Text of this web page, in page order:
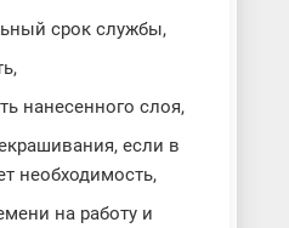
срок службы,
нанесенного слоя,
если в
необходимость,
на работу и